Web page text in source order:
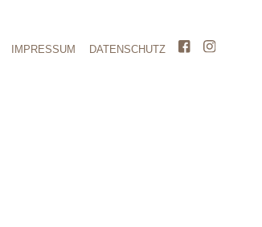
IMPRESSUM DATENSCHUTZ